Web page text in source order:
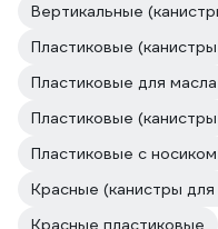
Вертикальные
Пластиковые
Пластиковые для масла
Пластиковые
Пластиковые с носиком
Красные (канистры для
Красные пластиковые